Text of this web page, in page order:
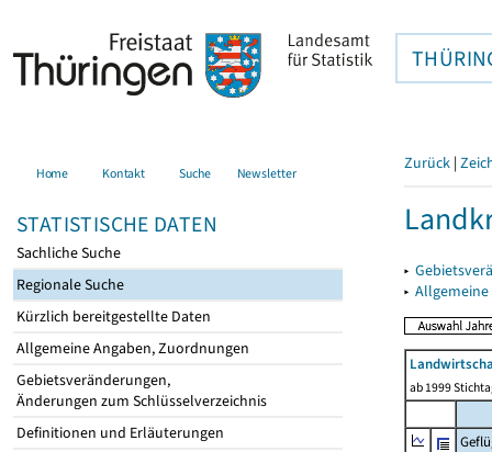
Home Kontakt Suche Newsletter
STATISTISCHE DATEN
Sachliche Suche
Regionale Suche
Kürzlich bereitgestellte Daten
Allgemeine Angaben, Zuordnungen
Gebietsveränderungen,
Änderungen zum Schlüsselverzeichnis
Definitionen und Erläuterungen
Zurück |
▸
▸
ab 1999